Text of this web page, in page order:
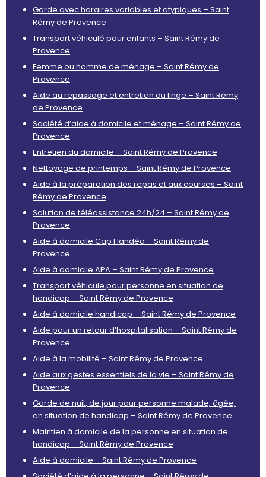
Garde avec horaires variables et atypiques – Saint
Rémy de Provence
Transport véhiculé pour enfants – Saint Rémy de
Provence
Femme ou homme de ménage – Saint Rémy de
Provence
Aide au repassage et entretien du linge – Saint Rémy
de Provence
Société d’aide à domicile et ménage – Saint Rémy de
Provence
Entretien du domicile – Saint Rémy de Provence
Nettoyage de printemps – Saint Rémy de Provence
Aide à la préparation des repas et aux courses – Saint
Rémy de Provence
Solution de téléassistance 24h/24 – Saint Rémy de
Provence
Aide à domicile Cap Handéo – Saint Rémy de
Provence
Aide à domicile APA – Saint Rémy de Provence
Transport véhicule pour personne en situation de
handicap – Saint Rémy de Provence
Aide à domicile handicap – Saint Rémy de Provence
Aide pour un retour d’hospitalisation – Saint Rémy de
Provence
Aide à la mobilité – Saint Rémy de Provence
Aide aux gestes essentiels de la vie – Saint Rémy de
Provence
Garde de nuit, de jour pour personne malade, âgée,
en situation de handicap – Saint Rémy de Provence
Maintien à domicile de la personne en situation de
handicap – Saint Rémy de Provence
Aide à domicile – Saint Rémy de Provence